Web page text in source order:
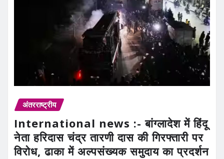
अंतरराष्ट्रीय
International news :- बांग्लादेश में हिंदू
नेता हरिदास चंद्र तारणी दास की गिरफ्तारी पर
विरोध, ढाका में अल्पसंख्यक समुदाय का प्रदर्शन